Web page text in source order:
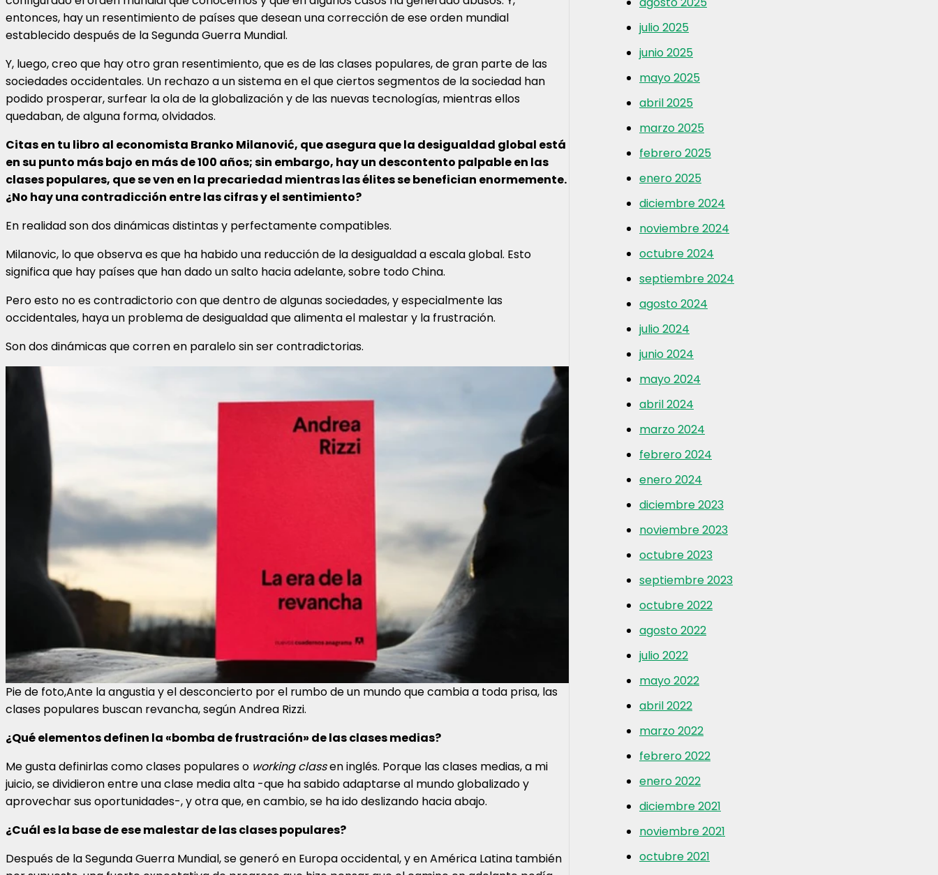
entonces, hay un resentimiento de países que desean una corrección de ese orden mundial
establecido después de la Segunda Guerra Mundial.
Y, luego, creo que hay otro gran resentimiento, que es de las clases populares, de gran parte de las
sociedades occidentales. Un rechazo a un sistema en el que ciertos segmentos de la sociedad han
podido prosperar, surfear la ola de la globalización y de las nuevas tecnologías, mientras ellos
quedaban, de alguna forma, olvidados.
Citas en tu libro al economista Branko Milanović, que asegura que la desigualdad global está
en su punto más bajo en más de 100 años; sin embargo, hay un descontento palpable en las
clases populares, que se ven en la precariedad mientras las élites se benefician enormemente.
¿No hay una contradicción entre las cifras y el sentimiento?
En realidad son dos dinámicas distintas y perfectamente compatibles.
Milanovic, lo que observa es que ha habido una reducción de la desigualdad a escala global. Esto
significa que hay países que han dado un salto hacia adelante, sobre todo China.
Pero esto no es contradictorio con que dentro de algunas sociedades, y especialmente las
occidentales, haya un problema de desigualdad que alimenta el malestar y la frustración.
Son dos dinámicas que corren en paralelo sin ser contradictorias.
Pie de foto,Ante la angustia y el desconcierto por el rumbo de un mundo que cambia a toda prisa, las
clases populares buscan revancha, según Andrea Rizzi.
¿Qué elementos definen la «bomba de frustración» de las clases medias?
Me gusta definirlas como clases populares o working classen inglés. Porque las clases medias, a mi
juicio, se dividieron entre una clase media alta -que ha sabido adaptarse al mundo globalizado y
aprovechar sus oportunidades-, y otra que, en cambio, se ha ido deslizando hacia abajo.
¿Cuál es la base de ese malestar de las clases populares?
Después de la Segunda Guerra Mundial, se generó en Europa occidental, y en América Latina también
julio 2025
junio 2025
mayo 2025
abril 2025
marzo 2025
febrero 2025
enero 2025
diciembre 2024
noviembre 2024
octubre 2024
septiembre 2024
agosto 2024
julio 2024
junio 2024
mayo 2024
abril 2024
marzo 2024
febrero 2024
enero 2024
diciembre 2023
noviembre 2023
octubre 2023
septiembre 2023
octubre 2022
agosto 2022
julio 2022
mayo 2022
abril 2022
marzo 2022
febrero 2022
enero 2022
diciembre 2021
noviembre 2021
octubre 2021